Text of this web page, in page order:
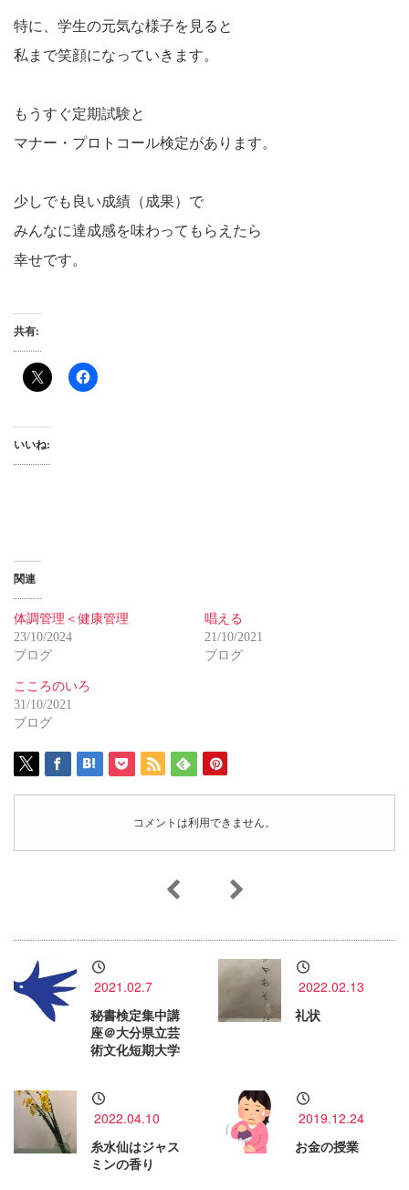
特に、学生の元気な様子を見ると
私まで笑顔になっていきます。
もうすぐ定期試験と
マナー・プロトコール検定があります。
少しでも良い成績（成果）で
みんなに達成感を味わってもらえたら
幸せです。
共有:
いいね:
関連
体調管理＜健康管理
23/10/2024
ブログ
唱える
21/10/2021
ブログ
こころのいろ
31/10/2021
ブログ
コメントは利用できません。
2021.02.7
秘書検定集中講
座＠大分県立芸
術文化短期大学
2022.02.13
礼状
2022.04.10
糸水仙はジャス
ミンの香り
2019.12.24
お金の授業